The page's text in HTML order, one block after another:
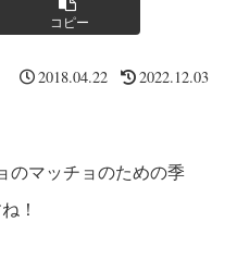
コピー
2018.04.22 2022.12.03
のマッチョのための季
！